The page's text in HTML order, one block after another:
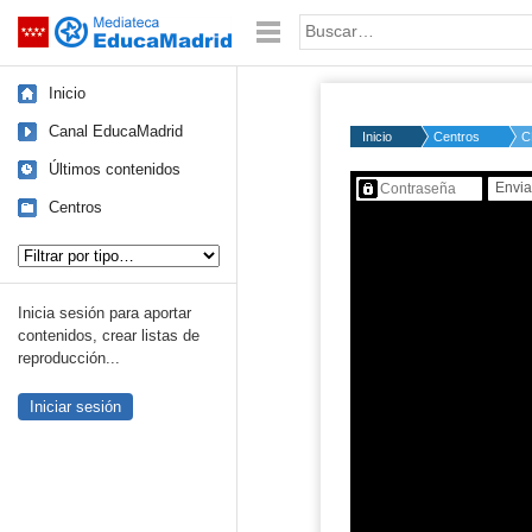
Saltar navegación Palabra o frase:
Inicio
Canal EducaMadrid
Últimos contenidos
Centros
Inicia sesión para aportar
contenidos, crear listas de
reproducción...
Iniciar sesión
Inicio Centros
Contenido protegido…